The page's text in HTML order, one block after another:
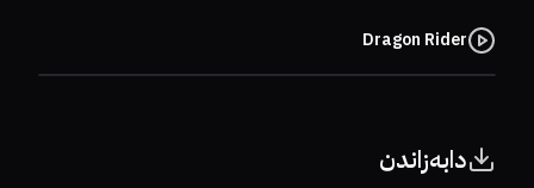
Dragon Rider
دابەزاندن